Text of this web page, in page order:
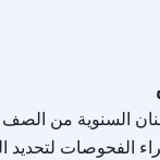
السنوية من
الفحوصات لتحديد